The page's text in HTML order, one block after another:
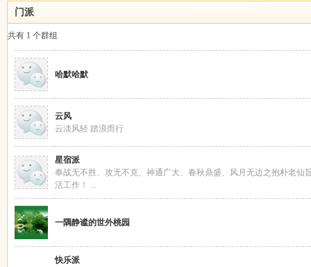
爱
吱
› › ›
门派
共有 1 个群组
哈默哈默
云风
云淡风轻 踏浪而行
星宿派
奉战无不胜、攻无不克、神通广大、春秋鼎盛、风月无边之抱朴老仙
活工作！ ...
一隅静谧的世外桃园
快乐派